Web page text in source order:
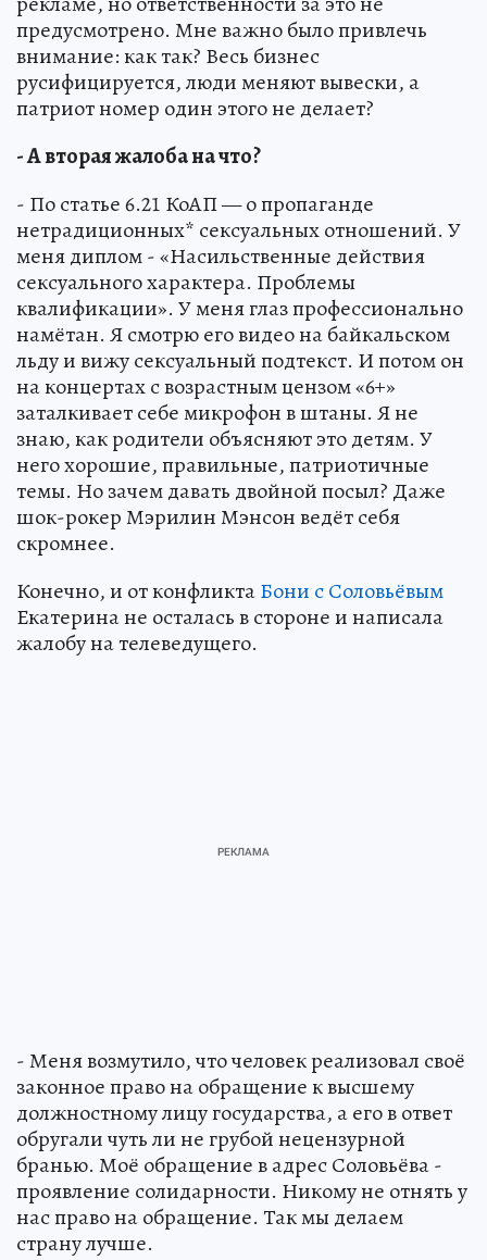
предусмотрено. Мне важно было привлечь
внимание: как так? Весь бизнес
русифицируется, люди меняют вывески, а
патриот номер один этого не делает?
- А вторая жалоба на что?
- По статье 6.21 КоАП — о пропаганде
нетрадиционных* сексуальных отношений. У
меня диплом - «Насильственные действия
сексуального характера. Проблемы
квалификации». У меня глаз профессионально
намётан. Я смотрю его видео на байкальском
льду и вижу сексуальный подтекст. И потом он
на концертах с возрастным цензом «6+»
заталкивает себе микрофон в штаны. Я не
знаю, как родители объясняют это детям. У
него хорошие, правильные, патриотичные
темы. Но зачем давать двойной посыл? Даже
шок-рокер Мэрилин Мэнсон ведёт себя
скромнее.
Конечно, и от конфликтаБони с Соловьёвым
Екатерина не осталась в стороне и написала
жалобу на телеведущего.
- Меня возмутило, что человек реализовал своё
законное право на обращение к высшему
должностному лицу государства, а его в ответ
обругали чуть ли не грубой нецензурной
бранью. Моё обращение в адрес Соловьёва -
проявление солидарности. Никому не отнять у
нас право на обращение. Так мы делаем
страну лучше.